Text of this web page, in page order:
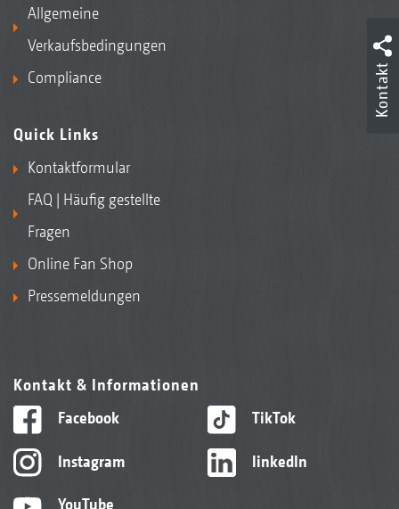
Allgemeine
Verkaufsbedingungen
Compliance
Quick Links
Kontaktformular
FAQ | Häufig gestellte
Fragen
Online Fan Shop
Pressemeldungen
Kontakt & Informationen
Facebook
Instagram
YouTube
TikTok
linkedIn
Kontakt